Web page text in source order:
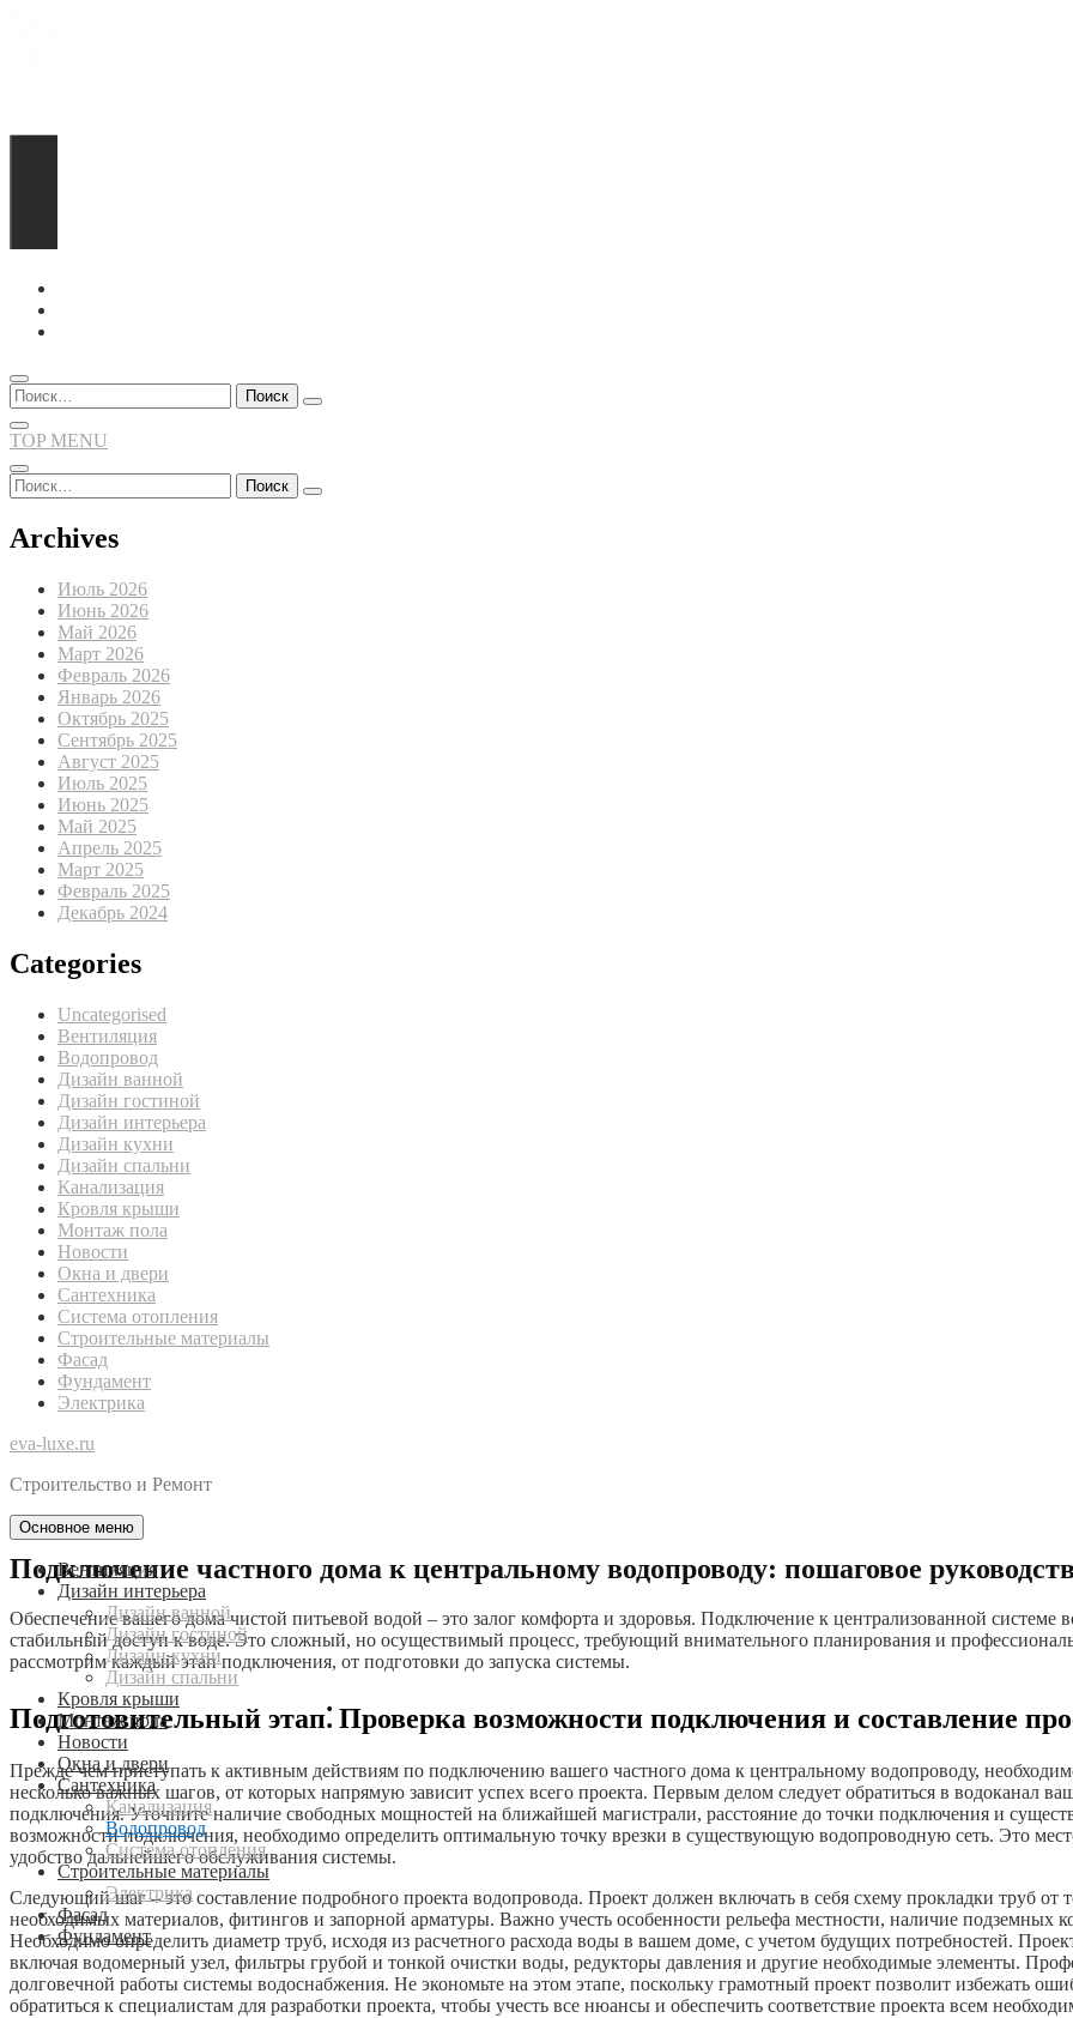
Перейти
содержимому
Найти:
TOP MENU
Найти:
Archives
Июль 2026
Июнь 2026
Май 2026
Март 2026
Февраль 2026
Январь 2026
Октябрь 2025
Сентябрь 2025
Август 2025
Июль 2025
Июнь 2025
Май 2025
Апрель 2025
Март 2025
Февраль 2025
Декабрь 2024
Categories
Uncategorised
Вентиляция
Водопровод
Дизайн ванной
Дизайн гостиной
Дизайн интерьера
Дизайн кухни
Дизайн спальни
Канализация
Кровля крыши
Монтаж пола
Новости
Окна и двери
Сантехника
Система отопления
Строительные материалы
Фасад
Фундамент
Электрика
eva-luxe.ru
Строительство и Ремонт
Основное меню
Вентиляция
Дизайн интерьера
Дизайн ванной
Дизайн гостиной
Дизайн кухни
Дизайн спальни
Кровля крыши
Монтаж пола
Новости
Окна и двери
Сантехника
Канализация
Водопровод
Система отопления
Строительные материалы
Электрика
Фасад
Фундамент
Подключение частного дома к центральному водопроводу: пошаговое
Обеспечение вашего дома чистой питьевой водой – это залог комфорта и здоровья. Подключение к централизованной
стабильный доступ к воде. Это сложный, но осуществимый процесс, требующий внимательного планирования и
рассмотрим каждый этап подключения, от подготовки до запуска системы.
Подготовительный этап⁚ Проверка возможности подключения и составление
Прежде чем приступать к активным действиям по подключению вашего частного дома к центральному водопроводу,
несколько важных шагов, от которых напрямую зависит успех всего проекта. Первым делом следует обратиться в водоканал
подключения. Уточните наличие свободных мощностей на ближайшей магистрали, расстояние до точки подключения и
возможности подключения, необходимо определить оптимальную точку врезки в существующую водопроводную сеть. Это
удобство дальнейшего обслуживания системы.
Следующий шаг – это составление подробного проекта водопровода. Проект должен включать в себя схему прокладки труб от
необходимых материалов, фитингов и запорной арматуры. Важно учесть особенности рельефа местности, наличие подземных
Необходимо определить диаметр труб, исходя из расчетного расхода воды в вашем доме, с учетом будущих потребностей.
включая водомерный узел, фильтры грубой и тонкой очистки воды, редукторы давления и другие необходимые элементы.
долговечной работы системы водоснабжения. Не экономьте на этом этапе, поскольку грамотный проект позволит избежать
обратиться к специалистам для разработки проекта, чтобы учесть все нюансы и обеспечить соответствие проекта всем